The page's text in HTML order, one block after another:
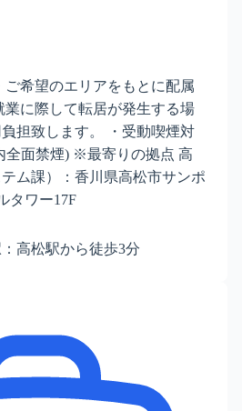
希望のエリアをもとに配属
業に際して転居が発生する場
担致します。 ・受動喫煙対
全面禁煙) ※最寄りの拠点 高
ム課）：香川県高松市サンポ
タワー17F
高松駅から徒歩3分